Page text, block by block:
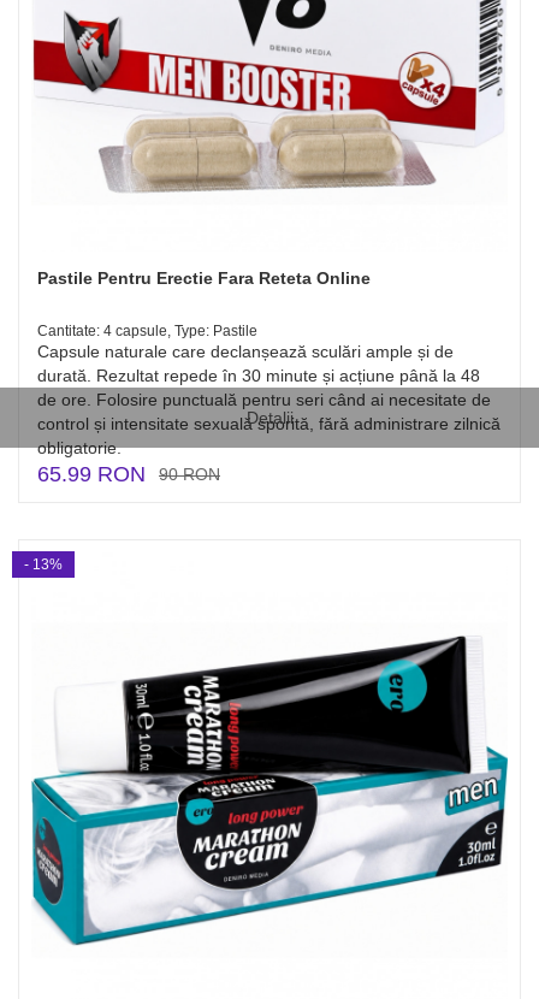
Detalii
Pastile Pentru Erectie Fara Reteta Online
Cantitate: 4 capsule, Type: Pastile
Capsule naturale care declanșează sculări ample și de
durată. Rezultat repede în 30 minute și acțiune până la 48
de ore. Folosire punctuală pentru seri când ai necesitate de
control și intensitate sexuală sporită, fără administrare zilnică
obligatorie.
65.99 RON 90 RON
- 13%